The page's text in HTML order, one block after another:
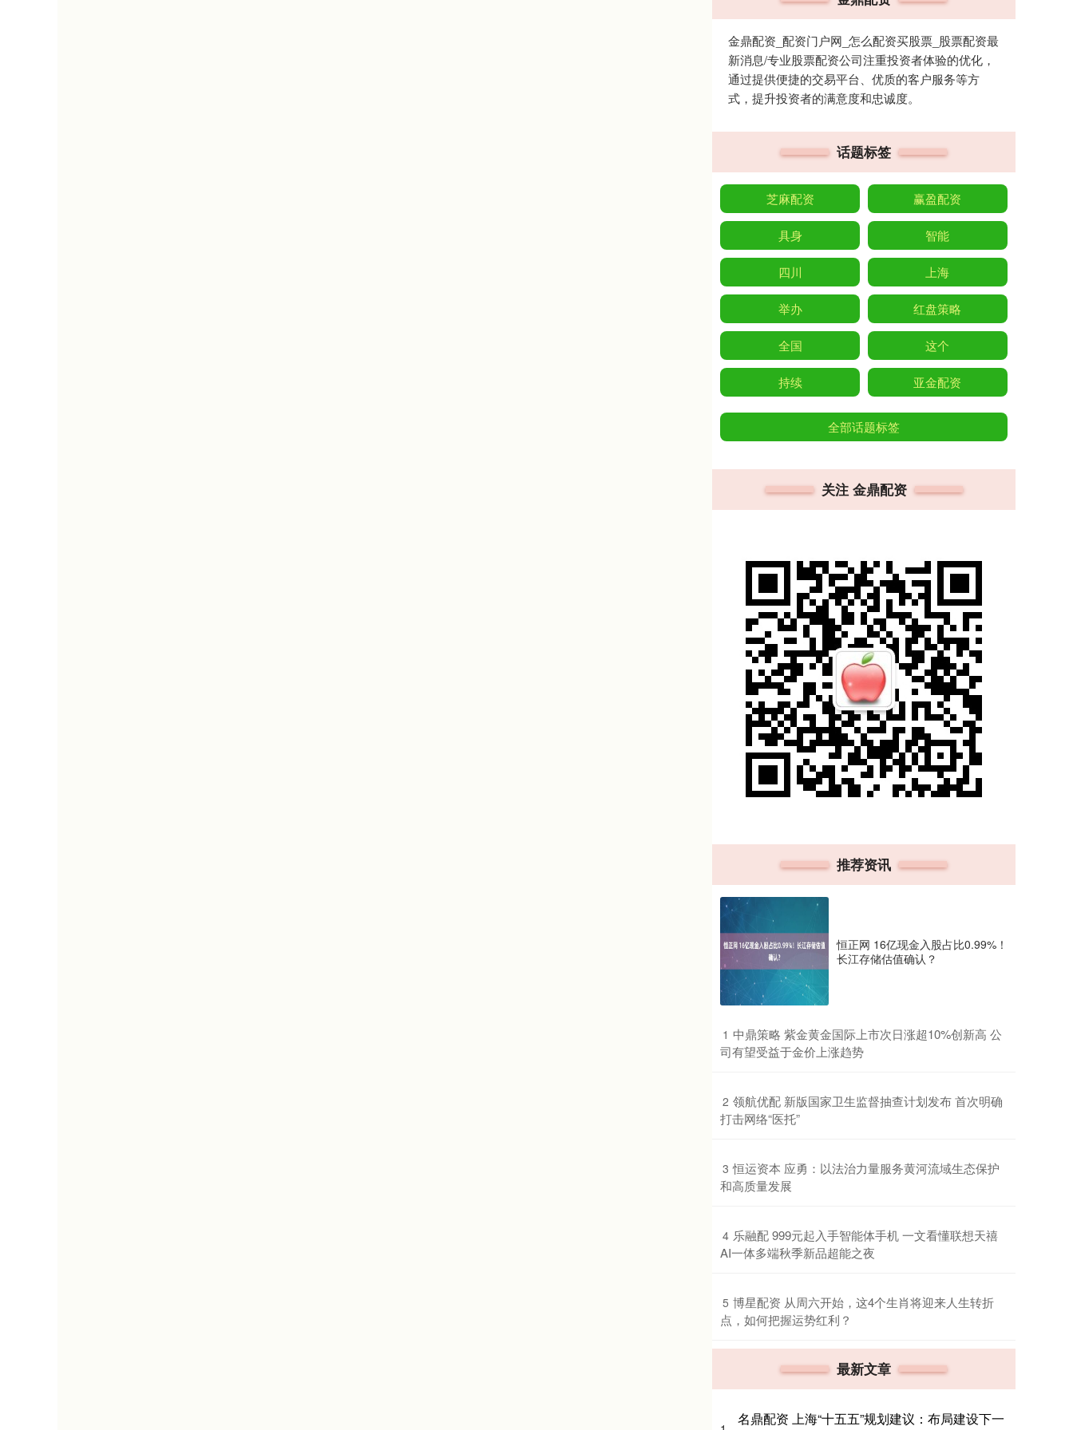
金鼎配资_配资门户网_怎么配资买股票_股票配资最
新消息/专业股票配资公司注重投资者体验的优化，
通过提供便捷的交易平台、优质的客户服务等方
式，提升投资者的满意度和忠诚度。
话题标签
芝麻配资 赢盈配资
具身 智能
四川 上海
举办 红盘策略
全国 这个
持续 亚金配资
全部话题标签
关注 金鼎配资
推荐资讯
恒正网 16亿现金入股占比0.99%！
长江存储估值确认？
1 ​中鼎策略 紫金黄金国际上市次日涨超10%创新高 公
司有望受益于金价上涨趋势
2 ​领航优配 新版国家卫生监督抽查计划发布 首次明确
打击网络“医托”
3 ​恒运资本 应勇：以法治力量服务黄河流域生态保护
和高质量发展
4 ​乐融配 999元起入手智能体手机 一文看懂联想天禧
AI一体多端秋季新品超能之夜
5 ​博星配资 从周六开始，这4个生肖将迎来人生转折
点，如何把握运势红利？
最新文章
名鼎配资 上海“十五五”规划建议：布局建设下一